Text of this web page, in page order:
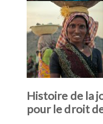
Histoire de la
pour le droit